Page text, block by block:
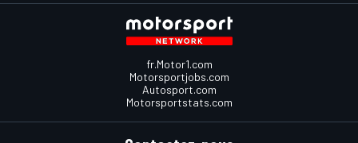
fr.Motor1.com
Motorsportjobs.com
Autosport.com
Motorsportstats.com